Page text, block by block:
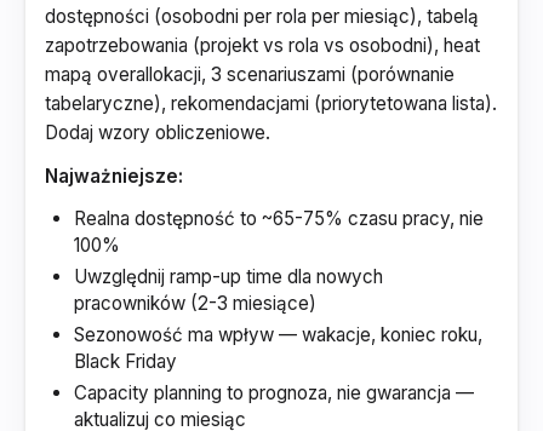
dostępności (osobodni per rola per miesiąc), tabelą
zapotrzebowania (projekt vs rola vs osobodni), heat
mapą overallokacji, 3 scenariuszami (porównanie
tabelaryczne), rekomendacjami (priorytetowana lista).
Dodaj wzory obliczeniowe.
Najważniejsze:
Realna dostępność to ~65-75% czasu pracy, nie
100%
Uwzględnij ramp-up time dla nowych
pracowników (2-3 miesiące)
Sezonowość ma wpływ — wakacje, koniec roku,
Black Friday
Capacity planning to prognoza, nie gwarancja —
aktualizuj co miesiąc